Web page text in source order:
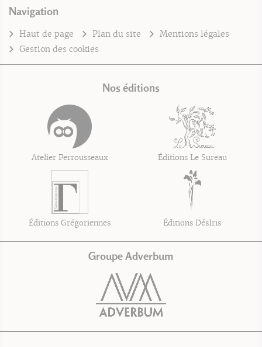
Navigation
Haut de page Plan du site
Mentions légales
Gestion des cookies
Nos éditions
Atelier Perrousseaux Éditions Le Sureau
Éditions Grégoriennes Éditions DésIris
Groupe Adverbum